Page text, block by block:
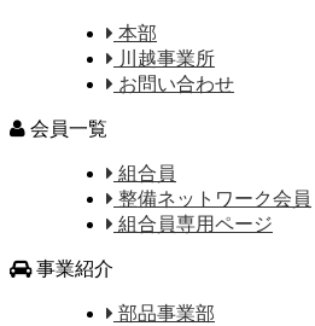
本部
川越事業所
お問い合わせ
会員一覧
組合員
整備ネットワーク会員
組合員専用ページ
事業紹介
部品事業部